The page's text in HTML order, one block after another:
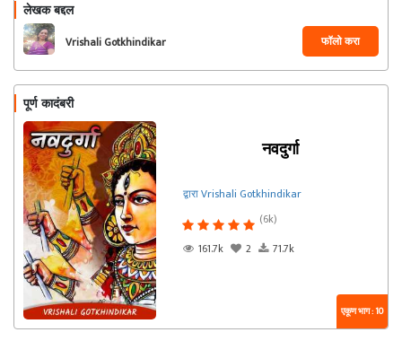
लेखक बद्दल
Vrishali Gotkhindikar फॉलो करा
पूर्ण कादंबरी
नवदुर्गा
द्वारा Vrishali Gotkhindikar
(6k)
161.7k
2 71.7k
एकूण भाग : 10